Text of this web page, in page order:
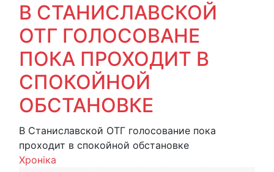
В СТАНИСЛАВСКОЙ
ОТГ ГОЛОСОВАНЕ
ПОКА ПРОХОДИТ В
СПОКОЙНОЙ
ОБСТАНОВКЕ
В Станиславской ОТГ голосование пока
проходит в спокойной обстановке
Хроніка